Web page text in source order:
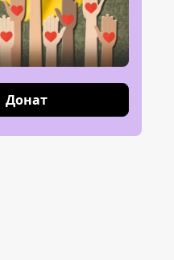
Донат